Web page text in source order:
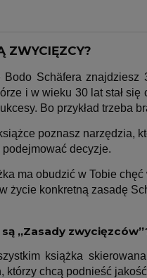
ZWYCIĘZCY?
Bodo Schäfera znajdziesz
i w wieku 30 lat stał
Bo przykład trzeba
poznasz narzędzia,
podejmować decyzje.
ma obudzić w Tobie
życie konkretną zasadę
„Zasady
książka
którzy chcą podnieść